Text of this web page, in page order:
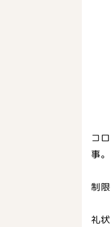
コ
事。
制
礼